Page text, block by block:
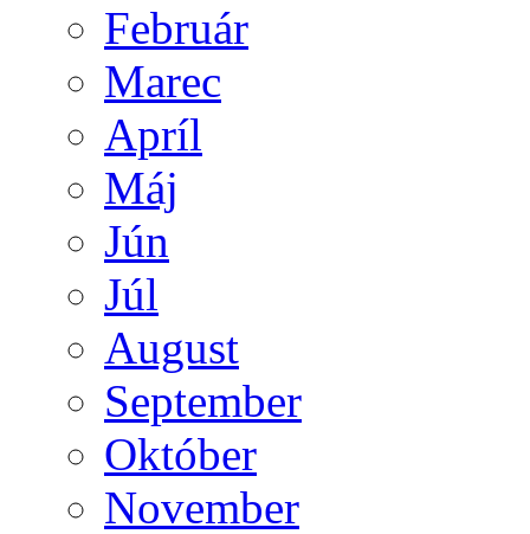
Február
Marec
Apríl
Máj
Jún
Júl
August
September
Október
November